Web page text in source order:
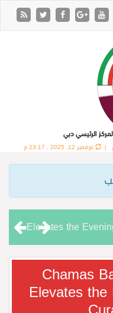
نوفمبر 12, 2025 , 23:17 م
Chamas Bar & Cigar Lounge Elevates the Evening with a New Curated Menu
“شاماس” يقدّم تجربة مسائية راقية مع قائمة جديدة مستوحاة من النكهات البرازيلية
معرض سوق السفر العربي 2026 من 14 إلى 17 سبتمبر، مركز دبي التجاري العالمي
المستشفى
Chamas
Elevates